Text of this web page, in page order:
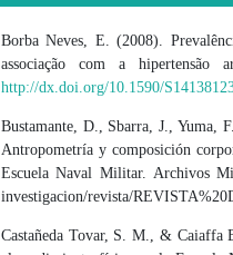
Borba Neves, E. (2008).
associação com a
http://dx.doi.org/10.1590/
Bustamante, D., Sbarra, J., Yuma,
Antropometría y composición
Escuela Naval Militar. Archivos
investigacion/revista/
Castañeda Tovar, S. M., & Caiaffa